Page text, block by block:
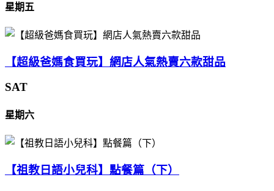
星期五
【超級爸媽食買玩】網店人氣熱賣六款甜品
SAT
星期六
【祖教日語小兒科】點餐篇（下）